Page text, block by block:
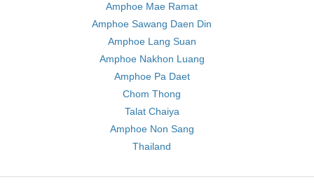
Amphoe Mae Ramat
Amphoe Sawang Daen Din
Amphoe Lang Suan
Amphoe Nakhon Luang
Amphoe Pa Daet
Chom Thong
Talat Chaiya
Amphoe Non Sang
Thailand